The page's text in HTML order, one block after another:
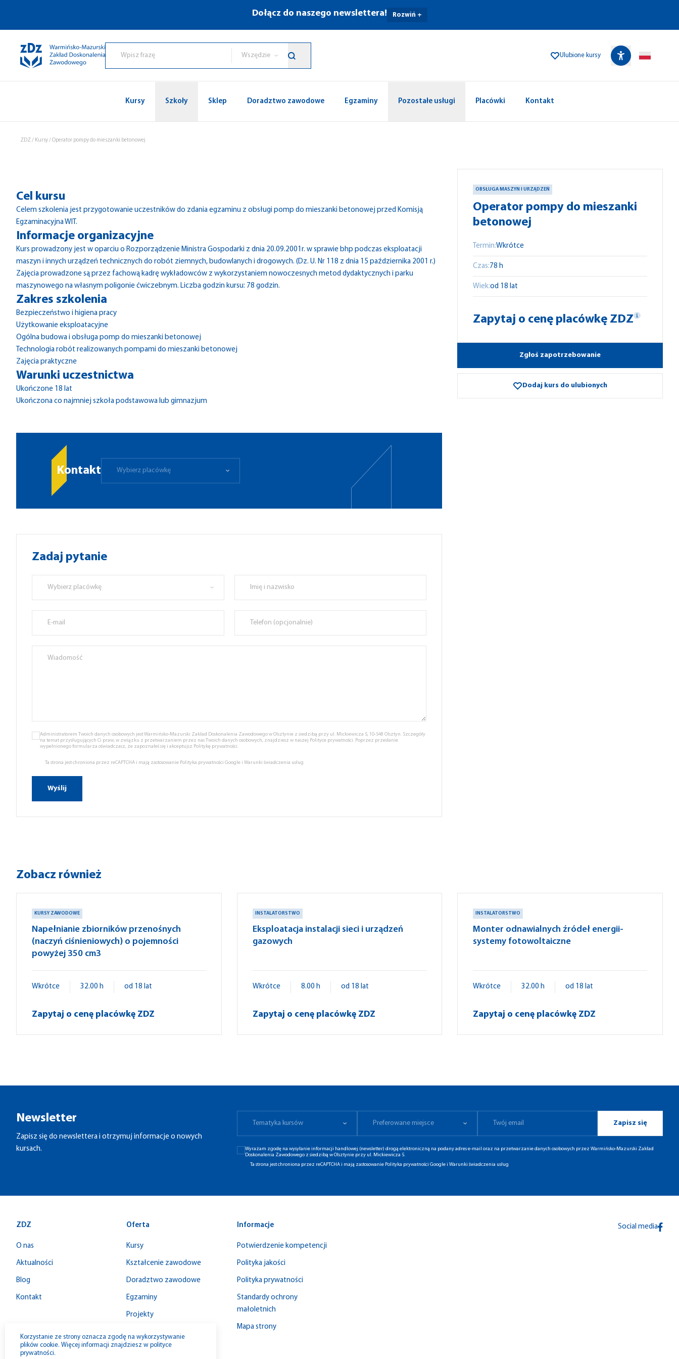
Korzystanie ze strony oznacza zgodę na wykorzystywanie
plików cookie. Więcej informacji znajdziesz w polityce
prywatności.
Dołącz do naszego newslettera! Rozwiń +
Wszędzie Ulubione kursy
Kursy Szkoły Sklep Doradztwo zawodowe Egzaminy Pozostałe usługi Placówki Kontakt
ZDZ/ Kursy/ Operator pompy do mieszanki betonowej
Cel kursu
Celem szkolenia jest przygotowanie uczestników do zdania egzaminu z obsługi pomp do mieszanki betonowej przed Komisją
Egzaminacyjna WIT.
Informacje organizacyjne
Kurs prowadzony jest w oparciu o Rozporządzenie Ministra Gospodarki z dnia 20.09.2001r. w sprawie bhp podczas eksploatacji
maszyn i innych urządzeń technicznych do robót ziemnych, budowlanych i drogowych. (Dz. U. Nr 118 z dnia 15 października 2001 r.)
Zajęcia prowadzone są przez fachową kadrę wykładowców z wykorzystaniem nowoczesnych metod dydaktycznych i parku
maszynowego na własnym poligonie ćwiczebnym. Liczba godzin kursu: 78 godzin.
Zakres szkolenia
Bezpieczeństwo i higiena pracy
Użytkowanie eksploatacyjne
Ogólna budowa i obsługa pomp do mieszanki betonowej
Technologia robót realizowanych pompami do mieszanki betonowej
Zajęcia praktyczne
Warunki uczestnictwa
Ukończone 18 lat
Ukończona co najmniej szkoła podstawowa lub gimnazjum
Kontakt Wybierz placówkę
Zadaj pytanie
Wybierz placówkę
Administratorem Twoich danych osobowych jest Warmińsko-Mazurski Zakład Doskonalenia Zawodowego w Olsztynie z siedzibą przy ul. Mickiewicza 5, 10-548 Olsztyn. Szczegóły
na temat przysługujących Ci praw, w związku z przetwarzaniem przez nas Twoich danych osobowych, znajdziesz w naszej Polityce prywatności. Poprzez przesłanie
wypełnionego formularza oświadczasz, że zapoznałeś się i akceptujsz Politykę prywatności.
Ta strona jest chroniona przez reCAPTCHA i mają zastosowanie Polityka prywatności Google i Warunki świadczenia usług
OBSŁUGA MASZYN I URZĄDZEŃ
Operator pompy do mieszanki
betonowej
Termin:Wkrótce
Czas:78 h
Wiek:od 18 lat
Zapytaj o cenę placówkę ZDZ
Zgłoś zapotrzebowanie
Dodaj kurs do ulubionych
Zobacz również
KURSY ZAWODOWE
Napełnianie zbiorników przenośnych
(naczyń ciśnieniowych) o pojemności
powyżej 350 cm3
Wkrótce 32.00 h od 18 lat
Zapytaj o cenę placówkę ZDZ
INSTALATORSTWO
Eksploatacja instalacji sieci i urządzeń
gazowych
Wkrótce 8.00 h od 18 lat
Zapytaj o cenę placówkę ZDZ
INSTALATORSTWO
Monter odnawialnych źródeł energii-
systemy fotowoltaiczne
Wkrótce 32.00 h od 18 lat
Zapytaj o cenę placówkę ZDZ
Newsletter
Zapisz się do newslettera i otrzymuj informacje o nowych
kursach.
Tematyka kursów
Preferowane miejsce
Zapisz się
Wyrażam zgodę na wysyłanie informacji handlowej (newsletter) drogą elektroniczną na podany adres e-mail oraz na przetwarzanie danych osobowych przez Warmińsko-Mazurski Zakład
Doskonalenia Zawodowego z siedzibą w Olsztynie przy ul. Mickiewicza 5.
Ta strona jest chroniona przez reCAPTCHA i mają zastosowanie Polityka prywatności Googlei Warunki świadczenia usług
ZDZ
O nas
Aktualności
Blog
Kontakt
Oferta
Kursy
Kształcenie zawodowe
Doradztwo zawodowe
Egzaminy
Projekty
Wynajem sal
Informacje
Potwierdzenie kompetencji
Polityka jakości
Polityka prywatności
Standardy ochrony
małoletnich
Mapa strony
Social media